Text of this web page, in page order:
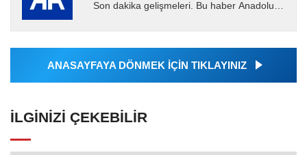
Son dakika gelişmeleri. Bu haber Anadolu
Ajansı tarafından...
ANASAYFAYA DÖNMEK İÇİN TIKLAYINIZ
İLGINIZI ÇEKEBILIR